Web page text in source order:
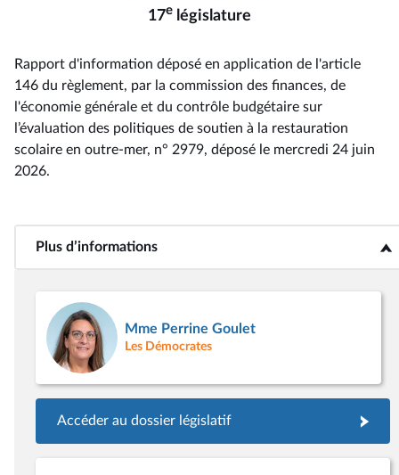
17e législature
Rapport d'information déposé en application de l'article
146 du règlement, par la commission des finances, de
l'économie générale et du contrôle budgétaire sur
l’évaluation des politiques de soutien à la restauration
scolaire en outre-mer, n° 2979, déposé le mercredi 24 juin
2026.
Plus d’informations<b>Plus d’informations</b>
Mme Perrine Goulet
Les Démocrates
Accéder au dossier législatif